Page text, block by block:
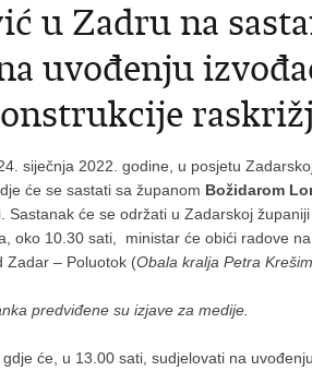
u Zadru na
uvođenju
siječnja 2022. godine, u posjetu
će se sastati sa županom Božidarom
Sastanak će se održati u Zadarskoj
oko 10.30 sati, ministar će obići radove
Zadar – Poluotok (Obala kralja Petra
predviđene su izjave za medije.
će, u 13.00 sati, sudjelovati na